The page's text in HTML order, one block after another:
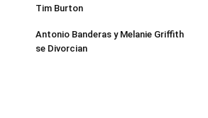
Tim Burton
Antonio Banderas y Melanie Griffith
se Divorcian